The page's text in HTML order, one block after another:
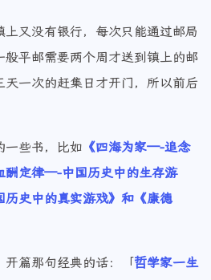
上又没有银行，每次只能通过邮局
平邮需要两个周才送到镇上的邮
一次的赶集日才开门，所以前后
一些书，比如 《四海为家—-追念
酬定律—-中国历史中的生存游
史中的真实游戏》和《康德
开篇那句经典的话：「哲学家一生